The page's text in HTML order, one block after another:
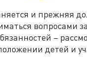
и прежняя
вопросами
–
детей и